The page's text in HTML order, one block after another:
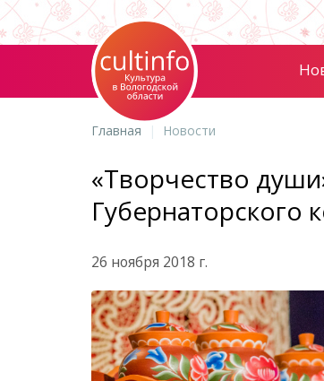
Главная Новости
«Творчество
26 ноября 2018 г.